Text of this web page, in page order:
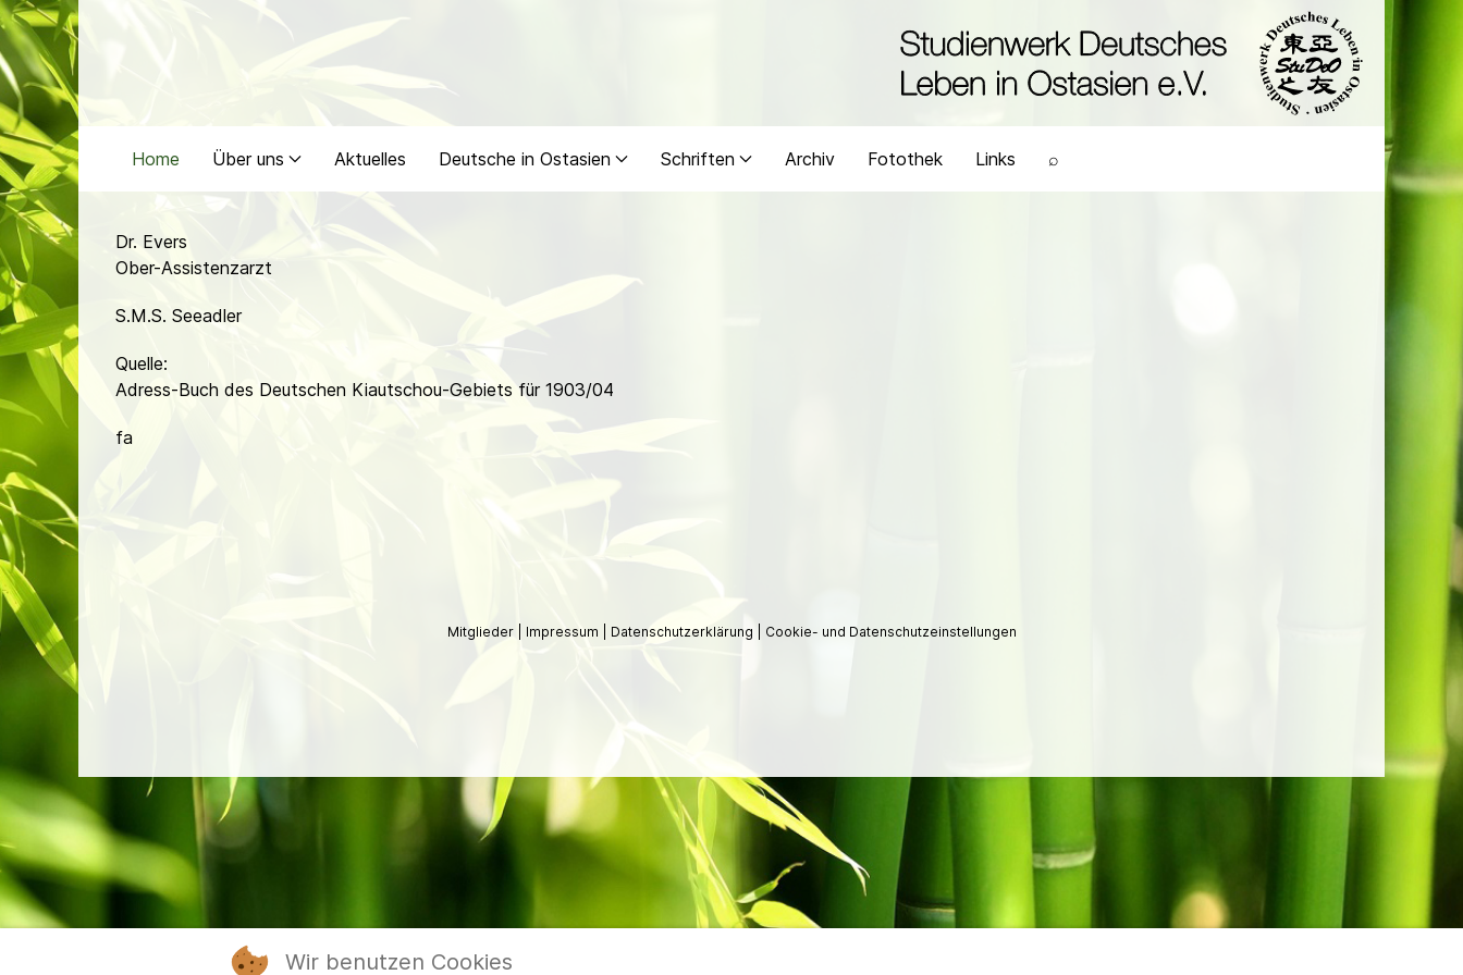
Home Über uns Aktuelles Deutsche in Ostasien Schriften Archiv Fotothek Links ⌕
Dr. Evers
Ober-Assistenzarzt
S.M.S. Seeadler
Quelle:
Adress-Buch des Deutschen Kiautschou-Gebiets für 1903/04
fa
Mitglieder Impressum Datenschutzerklärung Cookie- und Datenschutzeinstellungen
Wir benutzen Cookies